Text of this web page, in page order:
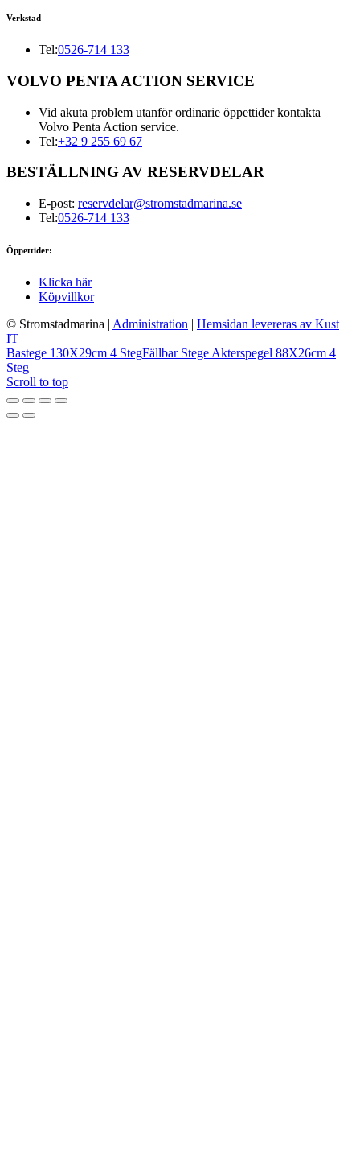
Verkstad
Tel:0526-714 133
VOLVO PENTA ACTION SERVICE
Vid akuta problem utanför ordinarie öppettider kontakta
Volvo Penta Action service.
Tel:+32 9 255 69 67
BESTÄLLNING AV RESERVDELAR
E-post: reservdelar@stromstadmarina.se
Tel:0526-714 133
Öppettider:
Klicka här
Köpvillkor
© Stromstadmarina | Administration | Hemsidan levereras av Kust
IT
Bastege 130X29cm 4 StegFällbar Stege Akterspegel 88X26cm 4
Steg
Scroll to top